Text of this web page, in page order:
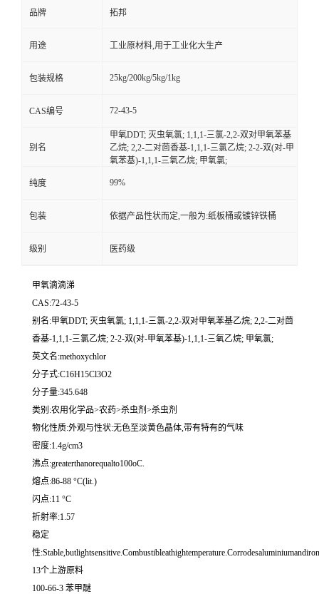
品牌 拓邦
用途 工业原材料,用于工业化大生产
包装规格 25kg/200kg/5kg/1kg
CAS编号 72-43-5
别名
甲氧DDT; 灭虫氧氯; 1,1,1-三氯-2,2-双对甲氧苯基
乙烷; 2,2-二对茴香基-1,1,1-三氯乙烷; 2-2-双(对-甲
氧苯基)-1,1,1-三氧乙烷; 甲氧氯;
纯度 99%
包装 依据产品性状而定,一般为:纸板桶或镀锌铁桶
级别 医药级
甲氧滴滴涕
CAS:72-43-5
别名:甲氧DDT; 灭虫氧氯; 1,1,1-三氯-2,2-双对甲氧苯基乙烷; 2,2-二对茴
香基-1,1,1-三氯乙烷; 2-2-双(对-甲氧苯基)-1,1,1-三氧乙烷; 甲氧氯;
英文名:methoxychlor
分子式:C16H15Cl3O2
分子量:345.648
类别:农用化学品>农药>杀虫剂>杀虫剂
物化性质:外观与性状:无色至淡黄色晶体,带有特有的气味
密度:1.4g/cm3
沸点:greaterthanorequalto100oC.
熔点:86-88 °C(lit.)
闪点:11 °C
折射率:1.57
稳定
性
13个上游原料
100-66-3 苯甲醚